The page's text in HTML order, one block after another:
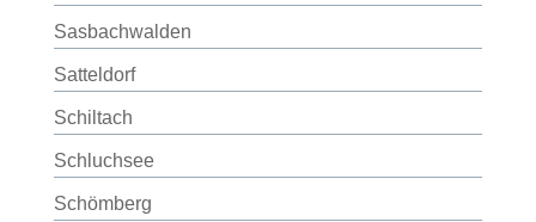
Sasbachwalden
Satteldorf
Schiltach
Schluchsee
Schömberg